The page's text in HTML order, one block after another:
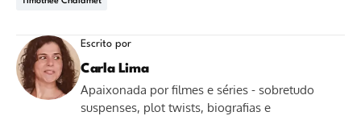
Escrito por
Carla Lima
Apaixonada por filmes e séries - sobretudo
suspenses, plot twists, biografias e